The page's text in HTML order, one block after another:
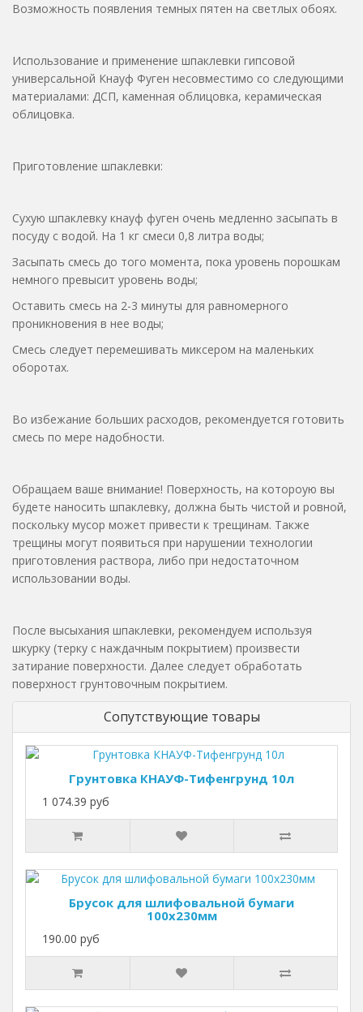
Возможность появления темных пятен на светлых обоях.
Использование и применение шпаклевки гипсовой
универсальной Кнауф Фуген несовместимо со следующими
материалами: ДСП, каменная облицовка, керамическая
облицовка.
Приготовление шпаклевки:
Сухую шпаклевку кнауф фуген очень медленно засыпать в
посуду с водой. На 1 кг смеси 0,8 литра воды;
Засыпать смесь до того момента, пока уровень порошкам
немного превысит уровень воды;
Оставить смесь на 2-3 минуты для равномерного
проникновения в нее воды;
Смесь следует перемешивать миксером на маленьких
оборотах.
Во избежание больших расходов, рекомендуется готовить
смесь по мере надобности.
Обращаем ваше внимание! Поверхность, на котороую вы
будете наносить шпаклевку, должна быть чистой и ровной,
поскольку мусор может привести к трещинам. Также
трещины могут появиться при нарушении технологии
приготовления раствора, либо при недостаточном
использовании воды.
После высыхания шпаклевки, рекомендуем используя
шкурку (терку с наждачным покрытием) произвести
затирание поверхности. Далее следует обработать
поверхност грунтовочным покрытием.
Сопутствующие товары
Грунтовка КНАУФ-Тифенгрунд 10л
1 074.39 руб
Брусок для шлифовальной бумаги
100х230мм
190.00 руб